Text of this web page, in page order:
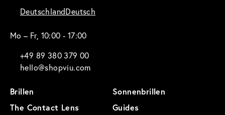
DeutschlandDeutsch
Mo – Fr, 10:00 - 17:00
+49 89 380 379 00
hello@shopviu.com
Brillen
Sonnenbrillen
The Contact Lens
Guides